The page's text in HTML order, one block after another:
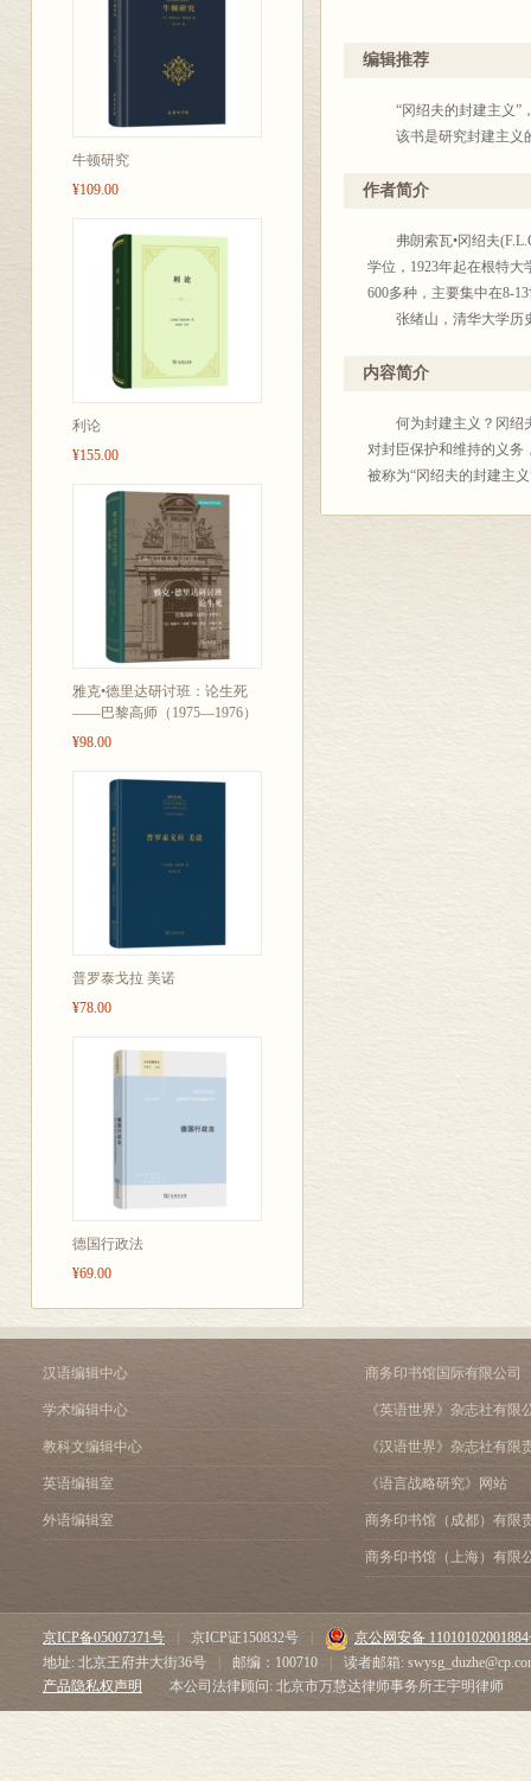
牛顿研究
¥109.00
利论
¥155.00
雅克•德里达研讨班：论生死
——巴黎高师（1975—1976）
¥98.00
普罗泰戈拉 美诺
¥78.00
德国行政法
¥69.00
编辑推荐
“冈绍夫的封建主义”
该书是研究封建主义
作者简介
弗朗索瓦•冈绍夫
学位，1923年起在根特
600多种，主要集中在8-
张绪山，清华大学历
内容简介
何为封建主义？冈绍夫
对封臣保护和维持的义务
被称为“冈绍夫的封建主
汉语编辑中心
学术编辑中心
教科文编辑中心
英语编辑室
外语编辑室
商务印书馆国际有限公司
《英语世界》杂志社有限
《汉语世界》杂志社有限
《语言战略研究》网站
商务印书馆（成都）有限
商务印书馆（上海）有限
京ICP备05007371号 京ICP证150832号
京公网安备
地址: 北京王府井大街36号
邮编：100710
读者邮箱:
产品隐私权声明
本公司法律顾问: 北京市万慧达律师事务所王宇明律师